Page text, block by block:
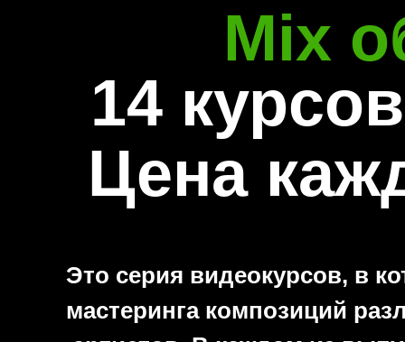
Mix
14
Цена
Это серия видеокурсов, в
мастеринга композиций